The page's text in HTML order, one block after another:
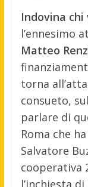
Indovina chi
l’ennesimo
Matteo
torna
consueto,
parlare di
Roma che
Salvatore
cooperativa
l’inchiesta di